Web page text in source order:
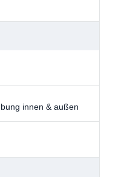
innen & außen